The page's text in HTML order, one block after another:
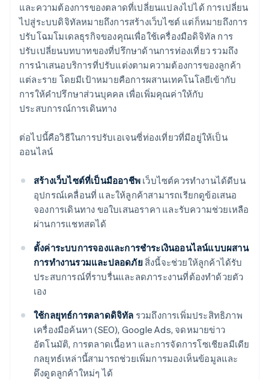
และความต้องการของตลาดที่เปลี่ยนแปลงไปได้ การเปลี่ยน
ไปสู่ระบบดิจิทัลหมายถึงการสร้างเว็บไซต์ แต่ก็หมายถึงการ
ปรับโฉมโมเดลธุรกิจของคุณเพื่อใช้เครื่องมือดิจิทัล การ
ปรับเปลี่ยนบทบาทของที่ปรึกษาด้านการท่องเที่ยว รวมถึง
การนำเสนอบริการที่ปรับแต่งตามความต้องการของลูกค้า
แต่ละราย โดยมีเป้าหมายคือการผสานเทคโนโลยีเข้ากับ
การให้คำปรึกษาส่วนบุคคล เพื่อเพิ่มคุณค่าให้กับ
ประสบการณ์การเดินทาง
ต่อไปนี้คือวิธีในการปรับเอเจนซี่ท่องเที่ยวที่มีอยู่ให้เป็น
ออนไลน์
สร้างเว็บไซต์ที่เป็นมืออาชีพ เว็บไซต์ควรทำงานได้ดีบน
อุปกรณ์เคลื่อนที่ และให้ลูกค้าสามารถเรียกดูข้อเสนอ
จองการเดินทาง ขอใบเสนอราคา และรับความช่วยเหลือ
ผ่านการแชทสดได้
ตั้งค่าระบบการจองและการชำระเงินออนไลน์แบบผสาน
การทำงานรวมและปลอดภัยสิ่งนี้จะช่วยให้ลูกค้าได้รับ
ประสบการณ์ที่ราบรื่นและลดภาระงานที่ต้องทำด้วยตัว
เอง
ใช้กลยุทธ์การตลาดดิจิทัล รวมถึงการเพิ่มประสิทธิภาพ
เครื่องมือค้นหา (SEO), Google Ads, จดหมายข่าว
อัตโนมัติ, การตลาดเนื้อหา และการจัดการโซเชียลมีเดีย
กลยุทธ์เหล่านี้สามารถช่วยเพิ่มการมองเห็นข้อมูลและ
ดึงดูดลูกค้าใหม่ๆ ได้